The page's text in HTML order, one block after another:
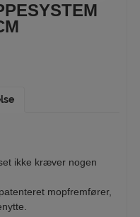
ikke kræver nogen
mopfremfører,